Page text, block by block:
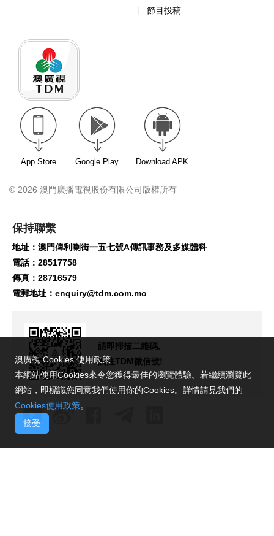
節目投稿
App Store Google Play Download APK
© 2026 澳門廣播電視股份有限公司版權所有
保持聯繫
地址：澳門俾利喇街一五七號A傳訊事務及多媒體科
電話：28517758
傳真：28716579
電郵地址： enquiry@tdm.com.mo
請即掃描二維碼,
關注TDM微信號!
澳廣視 Cookies 使用政策
本網站使用Cookies來令您獲得最佳的瀏覽體驗。若繼續瀏覽此
網站，即標識您同意我們使用你的Cookies。詳情請見我們的
Cookies使用政策。
接受